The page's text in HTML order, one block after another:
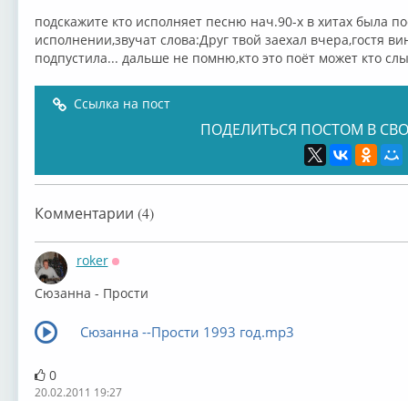
подскажите кто исполняет песню нач.90-х в хитах была
исполнении,звучат слова:Друг твой заехал вчера,гостя
подпустила... дальше не помню,кто это поёт может кто
Ссылка на пост
ПОДЕЛИТЬСЯ ПОСТОМ В
Комментарии (4)
roker
Сюзанна - Прости
Сюзанна --Прости 1993 год.mp3
0
20.02.2011 19:27